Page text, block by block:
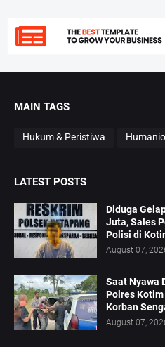
MAIN TAGS
Hukum & Peristiwa
LATEST POSTS
Diduga
Juta, Sales
Polisi di
August 07,
Saat Nyawa
Polres Kotim
Korban
August 07,